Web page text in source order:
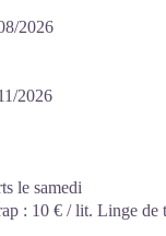
2026
2026
le samedi
: 10 € / lit. Linge de